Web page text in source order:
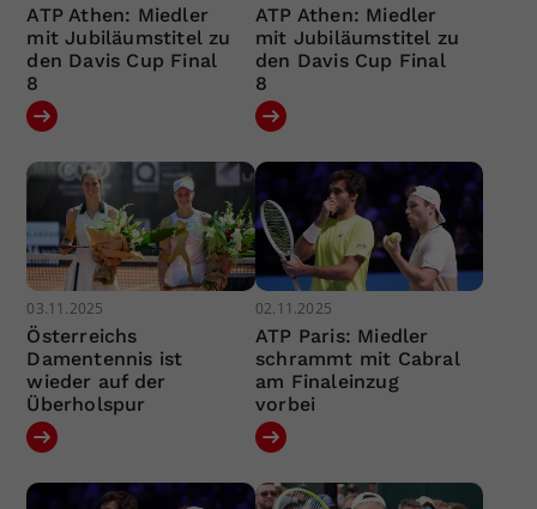
ATP Athen: Miedler
mit Jubiläumstitel zu
den Davis Cup Final
8
ATP Athen: Miedler
mit Jubiläumstitel zu
den Davis Cup Final
8
03.11.2025
Österreichs
Damentennis ist
wieder auf der
Überholspur
02.11.2025
ATP Paris: Miedler
schrammt mit Cabral
am Finaleinzug
vorbei